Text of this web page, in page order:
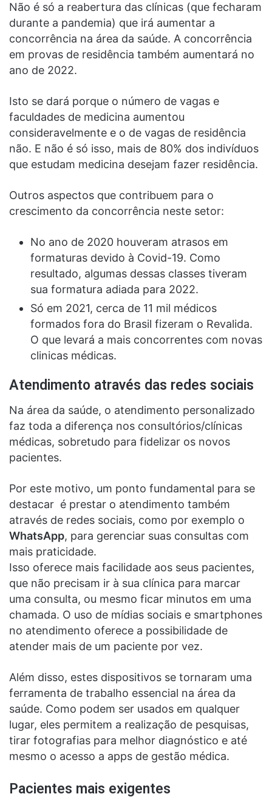
Não é só a reabertura das clínicas (que fecharam
durante a pandemia) que irá aumentar a
concorrência na área da saúde. A concorrência
em provas de residência também aumentará no
ano de 2022.
Isto se dará porque o número de vagas e
faculdades de medicina aumentou
consideravelmente e o de vagas de residência
não. E não é só isso, mais de 80% dos indivíduos
que estudam medicina desejam fazer residência.
Outros aspectos que contribuem para o
crescimento da concorrência neste setor:
No ano de 2020 houveram atrasos em
formaturas devido à Covid-19. Como
resultado, algumas dessas classes tiveram
sua formatura adiada para 2022.
Só em 2021, cerca de 11 mil médicos
formados fora do Brasil fizeram o Revalida.
O que levará a mais concorrentes com novas
clinicas médicas.
Atendimento através das redes sociais
Na área da saúde, o atendimento personalizado
faz toda a diferença nos consultórios/clínicas
médicas, sobretudo para fidelizar os novos
pacientes.
Por este motivo, um ponto fundamental para se
destacar é prestar o atendimento também
através de redes sociais, como por exemplo o
WhatsApp, para gerenciar suas consultas com
mais praticidade.
Isso oferece mais facilidade aos seus pacientes,
que não precisam ir à sua clínica para marcar
uma consulta, ou mesmo ficar minutos em uma
chamada. O uso de mídias sociais e smartphones
no atendimento oferece a possibilidade de
atender mais de um paciente por vez.
Além disso, estes dispositivos se tornaram uma
ferramenta de trabalho essencial na área da
saúde. Como podem ser usados em qualquer
lugar, eles permitem a realização de pesquisas,
tirar fotografias para melhor diagnóstico e até
mesmo o acesso a apps de gestão médica.
Pacientes mais exigentes